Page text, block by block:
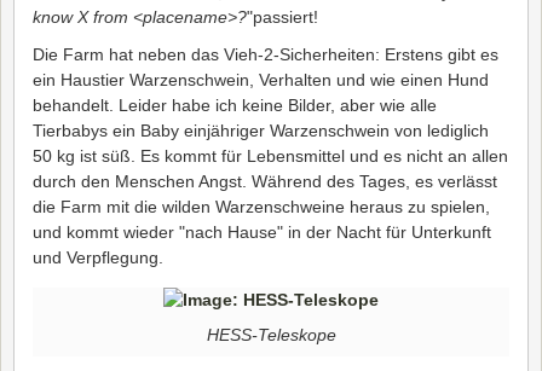
know X from <placename>?"passiert!
Die Farm hat neben das Vieh-2-Sicherheiten: Erstens gibt es
ein Haustier Warzenschwein, Verhalten und wie einen Hund
behandelt. Leider habe ich keine Bilder, aber wie alle
Tierbabys ein Baby einjähriger Warzenschwein von lediglich
50 kg ist süß. Es kommt für Lebensmittel und es nicht an allen
durch den Menschen Angst. Während des Tages, es verlässt
die Farm mit die wilden Warzenschweine heraus zu spielen,
und kommt wieder "nach Hause" in der Nacht für Unterkunft
und Verpflegung.
HESS-Teleskope